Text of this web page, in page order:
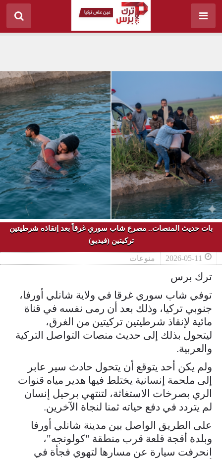
بات حديث المنصات.. مصرع شاب سوري غرقاً بعد إنقاذه شرطيتين
تركيتين (فيديو)
2026-05-11 منوعات
ترك برس
توفي شاب سوري غرقا في ولاية شانلي أورفا،
جنوبي تركيا، وذلك بعد أن رمى نفسه في قناة
مائية لإنقاذ شرطيتين تركيتين من الغرق،
ليتحول بذلك إلى حديث منصات التواصل التركية
والعربية.
ولم يكن أحد يتوقع أن يتحول حادث سير عابر
إلى ملحمة إنسانية يختلط فيها هدير مياه قنوات
الري بصرخات الاستغاثة، لتنتهي برحيل إنسان
لم يتردد في دفع حياته ثمنا لنجاة الآخرين.
على الطريق الواصل بين مدينة شانلي أورفا
وبلدة أقجة قلعة قرب منطقة "كولونجه"،
انحرفت سيارة عن مسارها لتهوي فجأة في